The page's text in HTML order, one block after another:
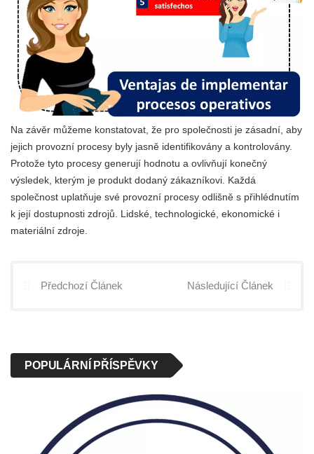
Na závěr můžeme konstatovat, že pro společnosti je zásadní, aby
jejich provozní procesy byly jasně identifikovány a kontrolovány.
Protože tyto procesy generují hodnotu a ovlivňují konečný
výsledek, kterým je produkt dodaný zákazníkovi. Každá
společnost uplatňuje své provozní procesy odlišně s přihlédnutím
k její dostupnosti zdrojů. Lidské, technologické, ekonomické i
materiální zdroje.
Předchozí Článek Následující Článek
POPULÁRNÍ PŘÍSPĚVKY